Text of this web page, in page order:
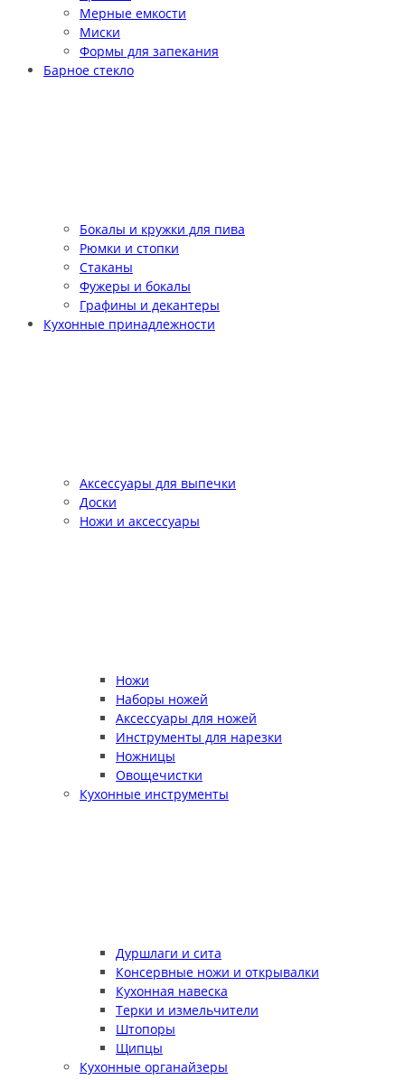
Мерные емкости
Миски
Формы для запекания
Барное стекло
Бокалы и кружки для пива
Рюмки и стопки
Стаканы
Фужеры и бокалы
Графины и декантеры
Кухонные принадлежности
Аксессуары для выпечки
Доски
Ножи и аксессуары
Ножи
Наборы ножей
Аксессуары для ножей
Инструменты для нарезки
Ножницы
Овощечистки
Кухонные инструменты
Дуршлаги и сита
Консервные ножи и открывалки
Кухонная навеска
Терки и измельчители
Штопоры
Щипцы
Кухонные органайзеры